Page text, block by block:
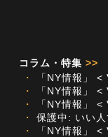
コラム・特集 >>
・
「NY情報」
・
「NY情報」
・
「NY情報」
・
保護中: いい
・
「NY情報」